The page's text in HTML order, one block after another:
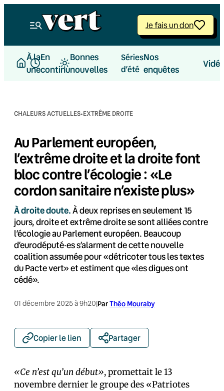
Je fais un don
À la
une
En
continu
Bonnes
nouvelles
Séries
d’été
Nos
enquêtes
CHALEURS ACTUELLES·EXTRÊME DROITE
Au Parlement européen,
l’extrême droite et la droite font
bloc contre l’écologie : «Le
cordon sanitaire n’existe plus»
À droite doute.À deux reprises en seulement 15
jours, droite et extrême droite se sont alliées contre
l’écologie au Parlement européen. Beaucoup
d’eurodéputé·es s’alarment de cette nouvelle
coalition assumée pour «détricoter tous les textes
du Pacte vert» et estiment que «les digues ont
cédé».
01 décembre 2025 à 9h20|ParThéo Mouraby
Copier le lien Partager
«Ce n’est qu’un début», promettait le 13
novembre dernier le groupe des «Patriotes